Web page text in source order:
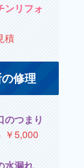
ンリフォ
積
修理
のつまり
￥5,000